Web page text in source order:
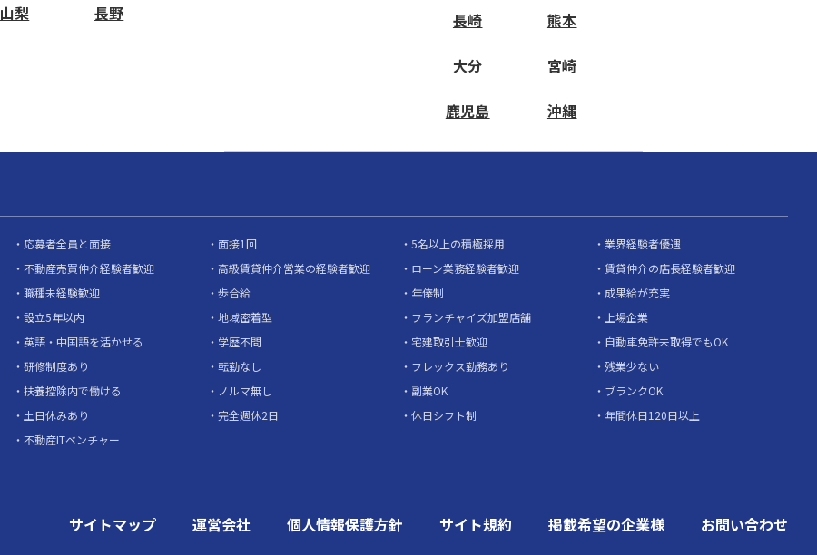
山梨 長野 長崎 熊本
大分 宮崎
鹿児島 沖縄
応募者全員と面接 面接1回 5名以上の積極採用
業界経験者優遇
不動産売買仲介経験者歓迎 高級賃貸仲介営業の経験者歓迎 ローン業務経験者歓迎
賃貸仲介の店長経験者歓迎
職種未経験歓迎 歩合給 年俸制
成果給が充実
設立5年以内 地域密着型 フランチャイズ加盟店舗
上場企業
英語・中国語を活かせる 学歴不問 宅建取引士歓迎
自動車免許未取得でもOK
研修制度あり 転勤なし フレックス勤務あり
残業少ない
扶養控除内で働ける ノルマ無し 副業OK
ブランクOK
土日休みあり 完全週休2日 休日シフト制
年間休日120日以上
不動産ITベンチャー
サイトマップ 運営会社 個人情報保護方針 サイト規約 掲載希望の企業様 お問い合わせ